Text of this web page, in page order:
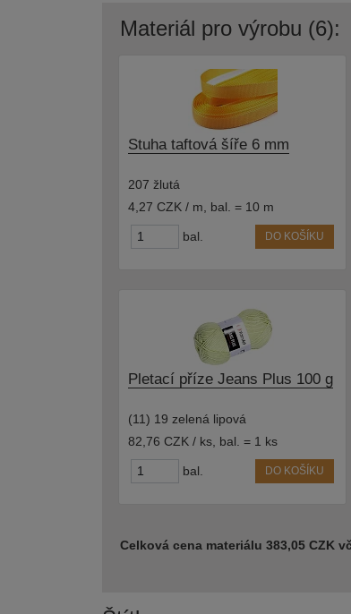
Materiál pro výrobu (6):
Stuha taftová šíře 6 mm
207 žlutá
4,27 CZK / m
bal. = 10 m
bal. DO KOŠÍKU
Pletací příze Jeans Plus 100 g
(11) 19 zelená lipová
82,76 CZK / ks bal. = 1 ks
bal. DO KOŠÍKU
Celková cena materiálu 383,05 CZK